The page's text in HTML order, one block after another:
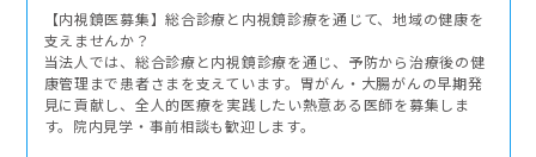
【内視鏡医募集】総合診療と内視鏡診療を通じて、地域の健康を
支えませんか？
当法人では、総合診療と内視鏡診療を通じ、予防から治療後の健
康管理まで患者さまを支えています。胃がん・大腸がんの早期発
見に貢献し、全人的医療を実践したい熱意ある医師を募集しま
す。院内見学・事前相談も歓迎します。